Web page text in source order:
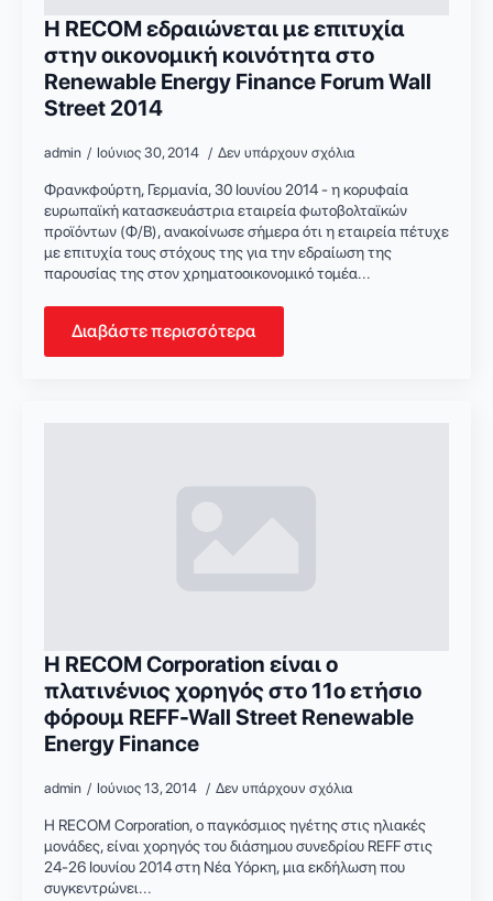
Η RECOM εδραιώνεται με επιτυχία
στην οικονομική κοινότητα στο
Renewable Energy Finance Forum Wall
Street 2014
admin Ιούνιος 30, 2014 Δεν υπάρχουν σχόλια
Φρανκφούρτη, Γερμανία, 30 Ιουνίου 2014 - η κορυφαία
ευρωπαϊκή κατασκευάστρια εταιρεία φωτοβολταϊκών
προϊόντων (Φ/Β), ανακοίνωσε σήμερα ότι η εταιρεία πέτυχε
με επιτυχία τους στόχους της για την εδραίωση της
παρουσίας της στον χρηματοοικονομικό τομέα...
Διαβάστε περισσότερα
Η RECOM Corporation είναι ο
πλατινένιος χορηγός στο 11ο ετήσιο
φόρουμ REFF-Wall Street Renewable
Energy Finance
admin Ιούνιος 13, 2014 Δεν υπάρχουν σχόλια
Η RECOM Corporation, ο παγκόσμιος ηγέτης στις ηλιακές
μονάδες, είναι χορηγός του διάσημου συνεδρίου REFF στις
24-26 Ιουνίου 2014 στη Νέα Υόρκη, μια εκδήλωση που
συγκεντρώνει...